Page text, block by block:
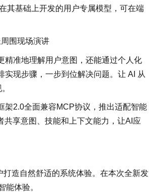
其基础上开发的用户专属模型，可在端
围现场演讲
精准地理解用户意图，还能通过个人化
现步骤，一步到位解决问题。让 AI 从
架2.0全面兼容MCP协议，推出适配智能
享意图、技能和上下文能力，让AI应
造自然舒适的系统体验。在本次全新发
能体验。